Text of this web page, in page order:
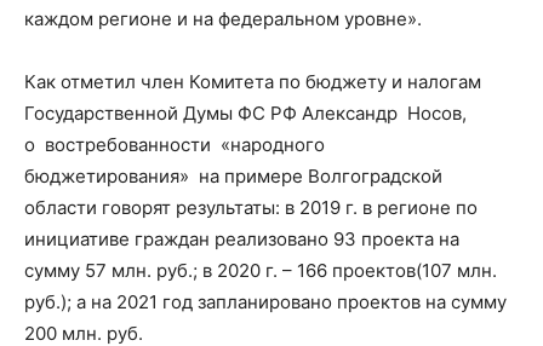
каждом регионе и на федеральном уровне».
Как отметил член Комитета по бюджету и налогам
Государственной Думы ФС РФ Александр Носов,
о востребованности «народного
бюджетирования» на примере Волгоградской
области говорят результаты: в 2019 г. в регионе по
инициативе граждан реализовано 93 проекта на
сумму 57 млн. руб.; в 2020 г. – 166 проектов(107 млн.
руб.); а на 2021 год запланировано проектов на сумму
200 млн. руб.